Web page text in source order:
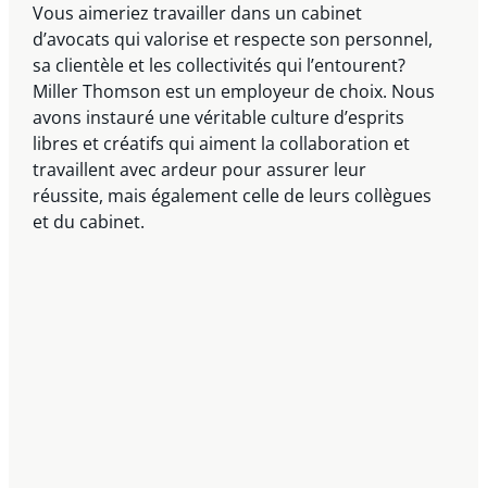
Vous aimeriez travailler dans un cabinet
d’avocats qui valorise et respecte son personnel,
sa clientèle et les collectivités qui l’entourent?
Miller Thomson est un employeur de choix. Nous
avons instauré une véritable culture d’esprits
libres et créatifs qui aiment la collaboration et
travaillent avec ardeur pour assurer leur
réussite, mais également celle de leurs collègues
et du cabinet.